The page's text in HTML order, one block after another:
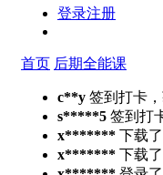
登录注册
首页 后期全能课
c**y 签到打卡
s*****5 签到打
x******* 下载
x******* 下载